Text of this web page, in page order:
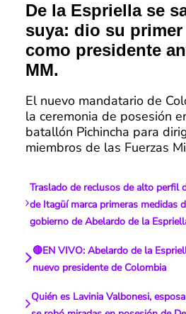
De la Espriella se
suya: dio su
como presidente
MM.
El nuevo mandatario de
la ceremonia de posesión
batallón Pichincha para
miembros de las Fuerzas
Traslado de reclusos de alto perfil
de Itagüí marca primeras medidas
gobierno de Abelardo de la
🔴EN VIVO: Abelardo de la
nuevo presidente de Colombia
Quién es Lavinia Valbonesi,